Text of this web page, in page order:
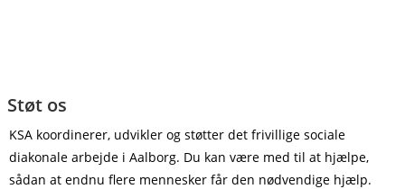
Støt os
KSA koordinerer, udvikler og støtter det frivillige sociale
diakonale arbejde i Aalborg. Du kan være med til at hjælpe,
sådan at endnu flere mennesker får den nødvendige hjælp.